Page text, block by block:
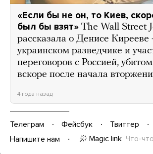
«Если бы не он, то Киев,
был бы взят» The Wall Street
рассказала о Денисе
украинском разведчике и
переговоров с Россией,
вскоре после начала
4 года назад
Телеграм Фейсбук Твиттер
Напишите нам
Magic link Что-